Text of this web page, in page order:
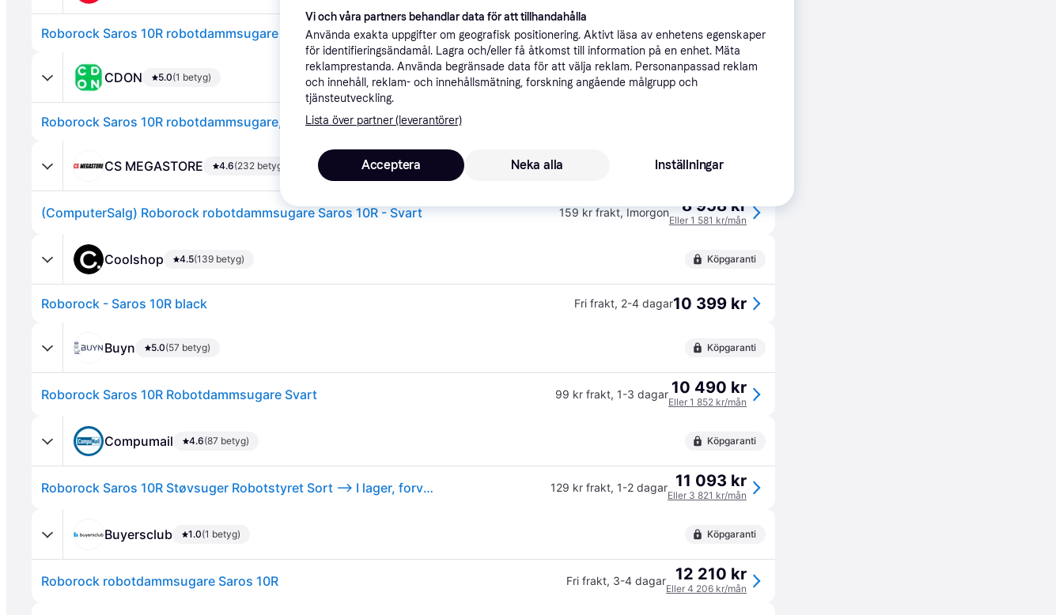
Roborock Saros 10R robotdammsugare och multifunktionell laddningsstation 4.0 Lägst pris·2-6 dagar8 290 kr
CDON 5.0(1 betyg)
Roborock Saros 10R robotdammsugare, svart
CS MEGASTORE 4.6(232 betyg) Köpgaranti
(ComputerSalg) Roborock robotdammsugare Saros 10R - Svart 159 kr frakt, Imorgon 8 958 kr
Eller 1 581 kr/mån
Coolshop 4.5(139 betyg) Köpgaranti
Roborock - Saros 10R black Fri frakt, 2-4 dagar10 399 kr
Buyn 5.0(57 betyg) Köpgaranti
Roborock Saros 10R Robotdammsugare Svart 99 kr frakt, 1-3 dagar 10 490 kr
Eller 1 852 kr/mån
Compumail 4.6(87 betyg) Köpgaranti
Roborock Saros 10R Støvsuger Robotstyret Sort --> I lager, forväntat leveransdatum hos dig 09-08-2026 129 kr frakt, 1-2 dagar 11 093 kr
Eller 3 821 kr/mån
Buyersclub 1.0(1 betyg) Köpgaranti
Roborock robotdammsugare Saros 10R Fri frakt, 3-4 dagar 12 210 kr
Eller 4 206 kr/mån
Vi och våra partners behandlar data för att tillhandahålla
Använda exakta uppgifter om geografisk positionering. Aktivt läsa av enhetens egenskaper
för identifieringsändamål. Lagra och/eller få åtkomst till information på en enhet. Mäta
reklamprestanda. Använda begränsade data för att välja reklam. Personanpassad reklam
och innehåll, reklam- och innehållsmätning, forskning angående målgrupp och
tjänsteutveckling.
Lista över partner (leverantörer)
Neka alla
Acceptera Inställningar